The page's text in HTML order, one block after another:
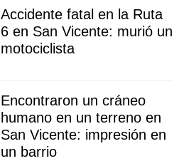
Accidente fatal en la Ruta
6 en San Vicente: murió un
motociclista
Encontraron un cráneo
humano en un terreno en
San Vicente: impresión en
un barrio